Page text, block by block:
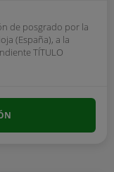
de posgrado por la
(España), a la
TÍTULO